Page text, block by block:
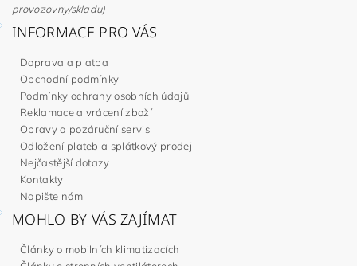
provozovny/skladu)
INFORMACE PRO VÁS
Doprava a platba
Obchodní podmínky
Podmínky ochrany osobních údajů
Reklamace a vrácení zboží
Opravy a pozáruční servis
Odložení plateb a splátkový prodej
Nejčastější dotazy
Kontakty
Napište nám
MOHLO BY VÁS ZAJÍMAT
Články o mobilních klimatizacích